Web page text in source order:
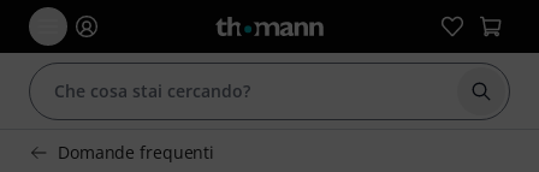
Domande frequenti